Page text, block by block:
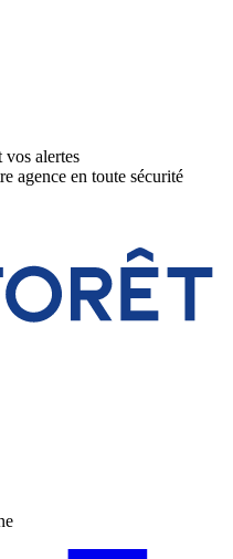
vos alertes
agence en toute sécurité